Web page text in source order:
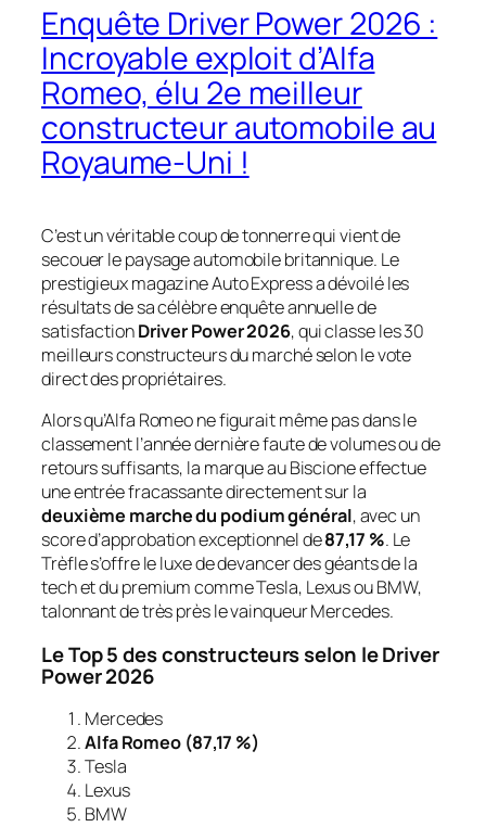
Enquête Driver Power 2026 :
Incroyable exploit d’Alfa
Romeo, élu 2e meilleur
constructeur automobile au
Royaume-Uni !
C’est un véritable coup de tonnerre qui vient de
secouer le paysage automobile britannique. Le
prestigieux magazineAuto Expressa dévoilé les
résultats de sa célèbre enquête annuelle de
satisfactionDriver Power 2026, qui classe les 30
meilleurs constructeurs du marché selon le vote
direct des propriétaires.
Alors qu’Alfa Romeo ne figurait même pas dans le
classement l’année dernière faute de volumes ou de
retours suffisants, la marque au Biscione effectue
une entrée fracassante directement sur la
deuxième marche du podium général, avec un
score d’approbation exceptionnel de87,17 %. Le
Trèfle s’offre le luxe de devancer des géants de la
tech et du premium comme Tesla, Lexus ou BMW,
talonnant de très près le vainqueur Mercedes.
Le Top 5 des constructeurs selon le Driver
Power 2026
Mercedes
Alfa Romeo (87,17 %)
Tesla
Lexus
BMW